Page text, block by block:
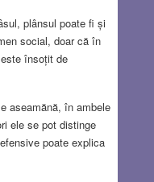
plânsul poate fi și
social, doar că în
însoțit de
aseamănă, în ambele
ele se pot distinge
poate explica